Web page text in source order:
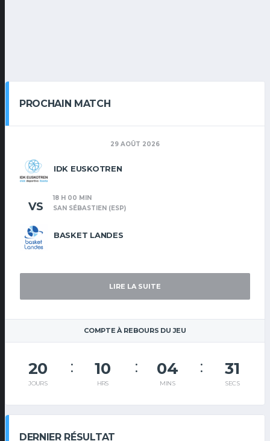
PROCHAIN MATCH
29 AOÛT 2026
IDK EUSKOTREN
BASKET LANDES
VS
18 H 00 MIN
SAN SÉBASTIEN (ESP)
LIRE LA SUITE
COMPTE À REBOURS DU JEU
20
JOURS
10
HRS
04
MINS
30
SECS
DERNIER RÉSULTAT